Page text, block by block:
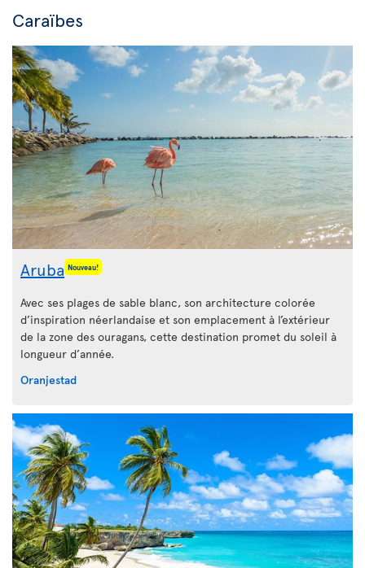
Caraïbes
Aruba Nouveau!
Avec ses plages de sable blanc, son architecture colorée
d’inspiration néerlandaise et son emplacement à l’extérieur
de la zone des ouragans, cette destination promet du soleil à
longueur d’année.
Oranjestad